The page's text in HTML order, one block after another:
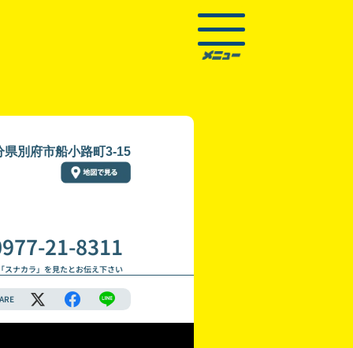
県別府市船小路町3-15
21-8311
スナカラ」を見たとお伝え下さい